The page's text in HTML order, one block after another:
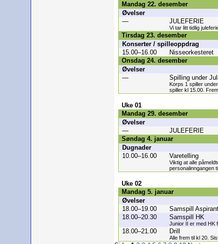
Mandag 22. desember
Øvelser
—
JULEFERIE
Vi tar litt tidlig
Tirsdag 23. desember
Konserter / spilleoppdrag
15.00–16.00
Nisseorkesteret
Onsdag 24. desember
Øvelser
—
Spilling under
Korps 1 spiller
spiller kl 15.00.
Uke 01
Mandag 29. desember
Øvelser
—
JULEFERIE
Søndag 4. januar
Dugnader
10.00–16.00
Varetelling
Viktig at alle
personalinngangen
Uke 02
Mandag 5. januar
Øvelser
18.00–19.00
Samspill
18.00–20.30
Samspill HK
Junior II er med HK
18.00–21.00 Drill
Alle frem til kl 20.